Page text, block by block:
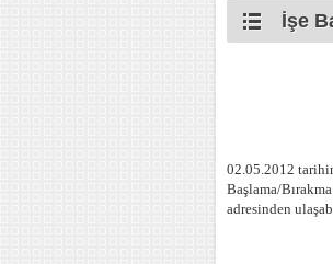
İşe
02.05.2012
Başlama/
adresinden